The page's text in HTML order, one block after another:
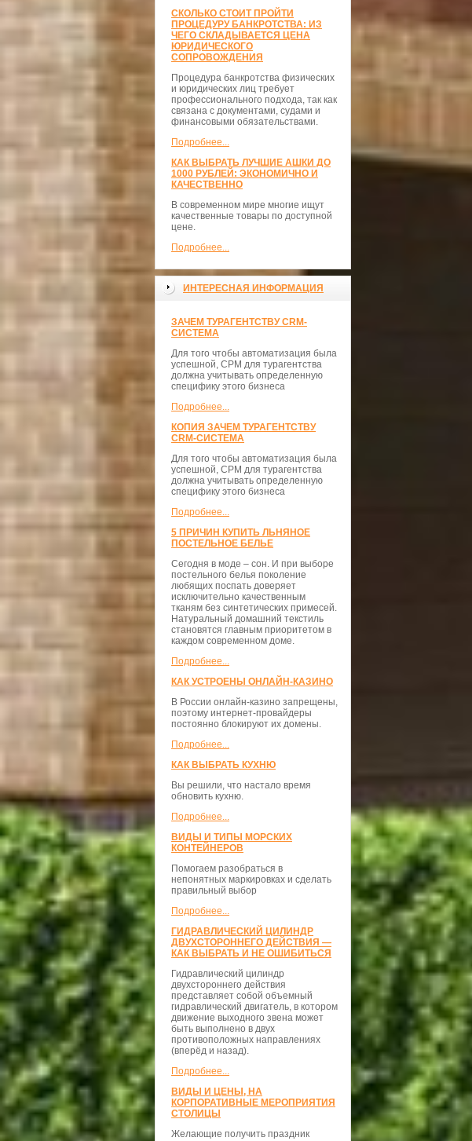
СКОЛЬКО СТОИТ ПРОЙТИ
ПРОЦЕДУРУ БАНКРОТСТВА: ИЗ
ЧЕГО СКЛАДЫВАЕТСЯ ЦЕНА
ЮРИДИЧЕСКОГО
СОПРОВОЖДЕНИЯ
Процедура банкротства физических
и юридических лиц требует
профессионального подхода, так как
связана с документами, судами и
финансовыми обязательствами.
Подробнее...
КАК ВЫБРАТЬ ЛУЧШИЕ АШКИ ДО
1000 РУБЛЕЙ: ЭКОНОМИЧНО И
КАЧЕСТВЕННО
В современном мире многие ищут
качественные товары по доступной
цене.
Подробнее...
ИНТЕРЕСНАЯ ИНФОРМАЦИЯ
ЗАЧЕМ ТУРАГЕНТСТВУ CRM-
СИСТЕМА
Для того чтобы автоматизация была
успешной, СРМ для турагентства
должна учитывать определенную
специфику этого бизнеса
Подробнее...
КОПИЯ ЗАЧЕМ ТУРАГЕНТСТВУ
CRM-СИСТЕМА
Для того чтобы автоматизация была
успешной, СРМ для турагентства
должна учитывать определенную
специфику этого бизнеса
Подробнее...
5 ПРИЧИН КУПИТЬ ЛЬНЯНОЕ
ПОСТЕЛЬНОЕ БЕЛЬЕ
Сегодня в моде – сон. И при выборе
постельного белья поколение
любящих поспать доверяет
исключительно качественным
тканям без синтетических примесей.
Натуральный домашний текстиль
становятся главным приоритетом в
каждом современном доме.
Подробнее...
КАК УСТРОЕНЫ ОНЛАЙН-КАЗИНО
В России онлайн-казино запрещены,
поэтому интернет-провайдеры
постоянно блокируют их домены.
Подробнее...
КАК ВЫБРАТЬ КУХНЮ
Вы решили, что настало время
обновить кухню.
Подробнее...
ВИДЫ И ТИПЫ МОРСКИХ
КОНТЕЙНЕРОВ
Помогаем разобраться в
непонятных маркировках и сделать
правильный выбор
Подробнее...
ГИДРАВЛИЧЕСКИЙ ЦИЛИНДР
ДВУХСТОРОННЕГО ДЕЙСТВИЯ —
КАК ВЫБРАТЬ И НЕ ОШИБИТЬСЯ
Гидравлический цилиндр
двухстороннего действия
представляет собой объемный
гидравлический двигатель, в котором
движение выходного звена может
быть выполнено в двух
противоположных направлениях
(вперёд и назад).
Подробнее...
ВИДЫ И ЦЕНЫ, НА
КОРПОРАТИВНЫЕ МЕРОПРИЯТИЯ
СТОЛИЦЫ
Желающие получить праздник